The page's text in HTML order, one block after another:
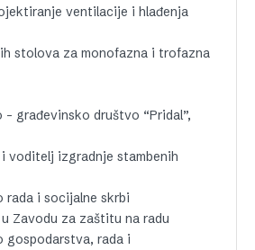
ventilacije i hlađenja
stolova za monofazna i trofazna
građevinsko društvo “Pridal”,
voditelj izgradnje stambenih
i socijalne skrbi
Zavodu za zaštitu na radu
rada i